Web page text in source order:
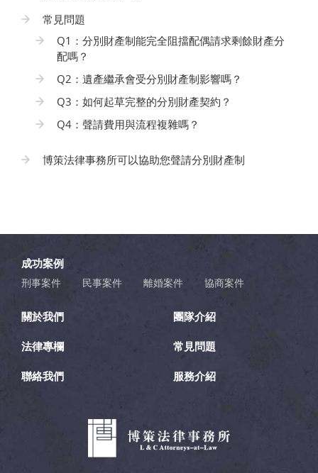
常見問題
Q1：分別財產制能完全阻擋配偶請求剩餘財產分
配嗎？
Q2：遺產繼承會受分別財產制影響嗎？
Q3：如何起草完整的分別財產契約？
Q4：聲請費用與流程複雜嗎？
博策法律事務所可以協助您聲請分別財產制
成功案例
刑事案件 民事案件 離婚案件 協商案件
關於我們 團隊介紹
法律專欄 常見問題
聯絡我們 服務介紹